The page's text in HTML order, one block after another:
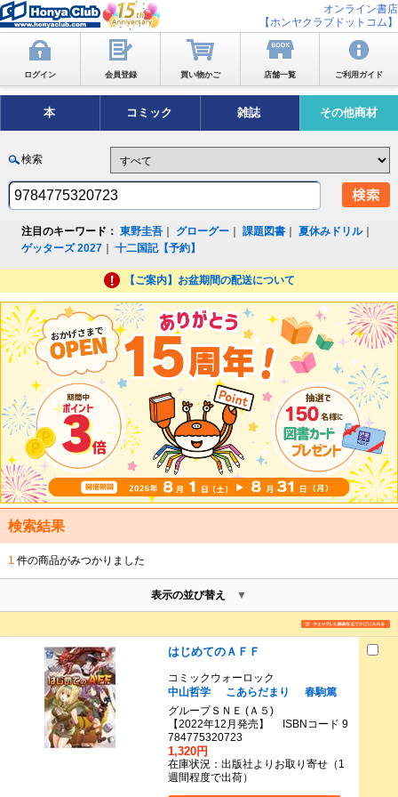
オンライン書店
【ホンヤクラブドットコム】
ログイン 会員登録 買い物かご 店舗一覧 ご利用ガイド
本 コミック 雑誌 その他商材
検索
注目のキーワード： 東野圭吾 グローグー ｜課題図書 ｜夏休みドリル｜
ゲッターズ 2027 ｜十二国記【予約】
【ご案内】お盆期間の配送について
検索結果
1 件の商品がみつかりました
表示の並び替え
はじめてのＡＦＦ
コミックウォーロック
中山哲学
こあらだまり
春駒篤
グループＳＮＥ (Ａ５)
【2022年12月発売】 ISBNコード 9
784775320723
1,320円
在庫状況：出版社よりお取り寄せ（1
週間程度で出荷）